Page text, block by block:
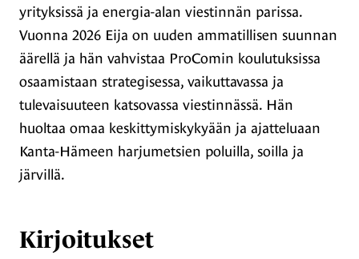
yrityksissä ja energia-alan viestinnän parissa.
Vuonna 2026 Eija on uuden ammatillisen suunnan
äärellä ja hän vahvistaa ProComin koulutuksissa
osaamistaan strategisessa, vaikuttavassa ja
tulevaisuuteen katsovassa viestinnässä. Hän
huoltaa omaa keskittymiskykyään ja ajatteluaan
Kanta-Hämeen harjumetsien poluilla, soilla ja
järvillä.
Kirjoitukset